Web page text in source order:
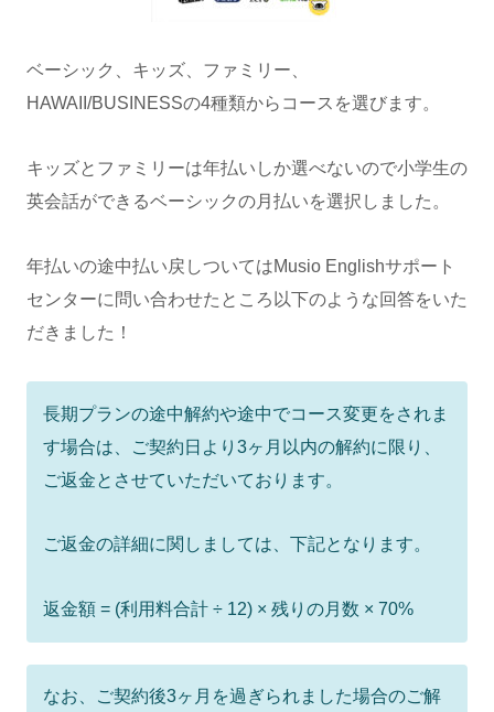
ベーシック、キッズ、ファミリー、
HAWAII/BUSINESSの4種類からコースを選びます。
キッズとファミリーは年払いしか選べないので小学生の
英会話ができるベーシックの月払いを選択しました。
年払いの途中払い戻しついてはMusio Englishサポート
センターに問い合わせたところ以下のような回答をいた
だきました！
長期プランの途中解約や途中でコース変更をされま
す場合は、ご契約日より3ヶ月以内の解約に限り、
ご返金とさせていただいております。
ご返金の詳細に関しましては、下記となります。
返金額 = (利用料合計 ÷ 12) × 残りの月数 × 70%
なお、ご契約後3ヶ月を過ぎられました場合のご解